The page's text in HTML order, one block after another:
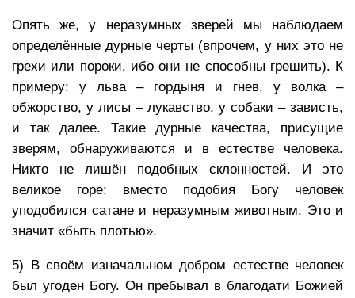
Опять же, у неразумных зверей мы наблюдаем
определённые дурные черты (впрочем, у них это не
грехи или пороки, ибо они не способны грешить). К
примеру: у льва – гордыня и гнев, у волка –
обжорство, у лисы – лукавство, у собаки – зависть,
и так далее. Такие дурные качества, присущие
зверям, обнаруживаются и в естестве человека.
Никто не лишён подобных склонностей. И это
великое горе: вместо подобия Богу человек
уподобился сатане и неразумным животным. Это и
значит «быть плотью».
5) В своём изначальном добром естестве человек
был угоден Богу. Он пребывал в благодати Божией